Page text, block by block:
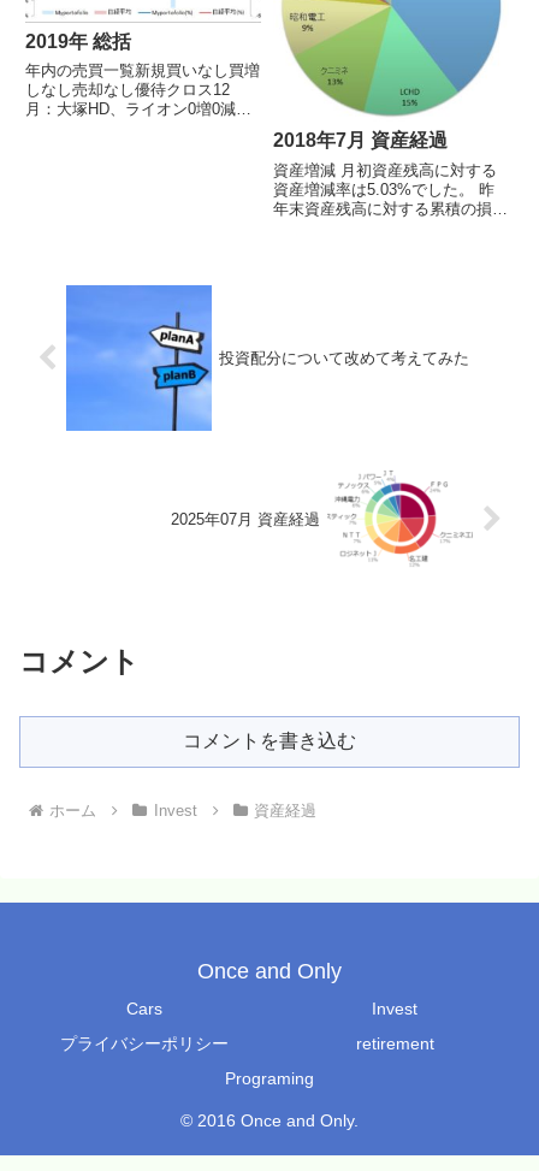
2019年 総括
年内の売買一覧新規買いなし買増
しなし売却なし優待クロス12
月：大塚HD、ライオン0増0減で
2018年7月 資産経過
資産増減 月初資産残高に対する
資産増減率は5.03%でした。 昨
年末資産残高に対する累積の損益
投資配分について改めて考えてみた
2025年07月 資産経過
コメント
コメントを書き込む
ホーム Invest 資産経過
Once and Only
Cars
Invest
プライバシーポリシー
retirement
Programing
© 2016 Once and Only.